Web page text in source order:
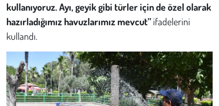
kullanıyoruz. Ayı, geyik gibi türler için de özel olarak
hazırladığımız havuzlarımız mevcut”ifadelerini
kullandı.